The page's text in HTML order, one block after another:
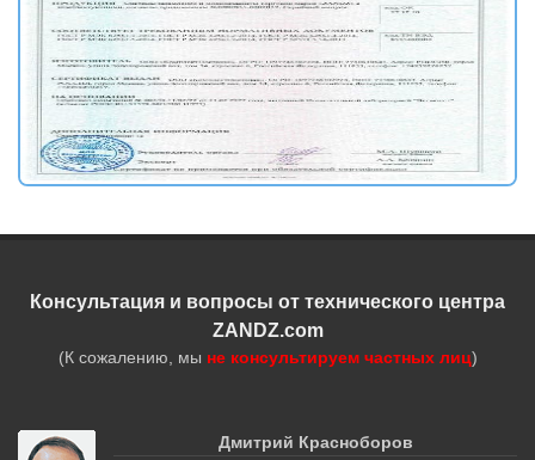
Консультация и вопросы от технического центра
ZANDZ.com
(К сожалению, мы не консультируем частных лиц)
Дмитрий Красноборов